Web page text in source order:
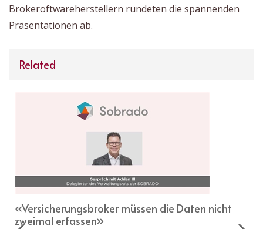
Brokeroftwareherstellern rundeten die spannenden
Präsentationen ab.
Related
«Versicherungsbroker müssen die Daten nicht
zweimal erfassen»